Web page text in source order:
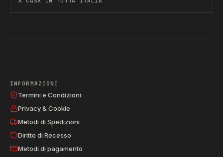
INFORMAZIONI
Termini e Condizioni
Privacy & Cookie
Metodi di Spedizioni
Diritto di Recesso
Metodi di pagamento